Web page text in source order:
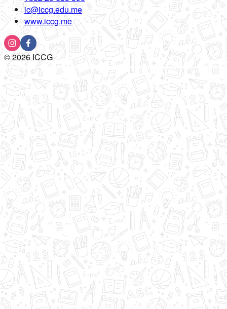
ic@iccg.edu.me
www.iccg.me
©2026ICCG